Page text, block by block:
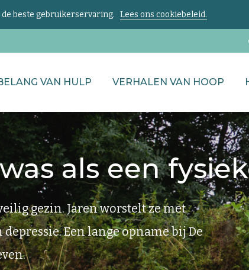
beste gebruikerservaring. Lees ons cookiebeleid.
VAN HULP VERHALEN VAN HOOP
als een
gezin. Jaren worstelt ze met
Een lange opname bij De